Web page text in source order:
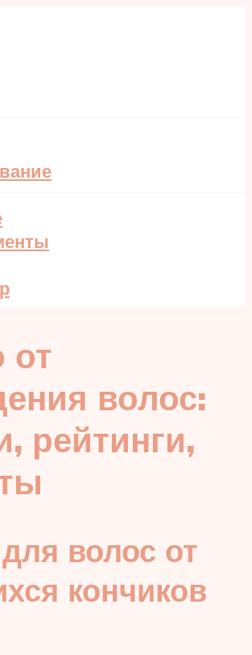
от
волос:
рейтинги,
волос от
кончиков